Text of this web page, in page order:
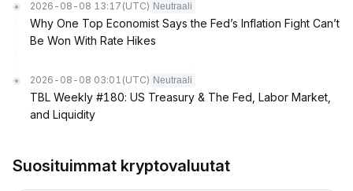
2026-08-08 13:17 (UTC) Neutraali
Why One Top Economist Says the Fed’s Inflation Fight Can’t
Be Won With Rate Hikes
2026-08-08 03:01 (UTC) Neutraali
TBL Weekly #180: US Treasury & The Fed, Labor Market,
and Liquidity
Suosituimmat kryptovaluutat